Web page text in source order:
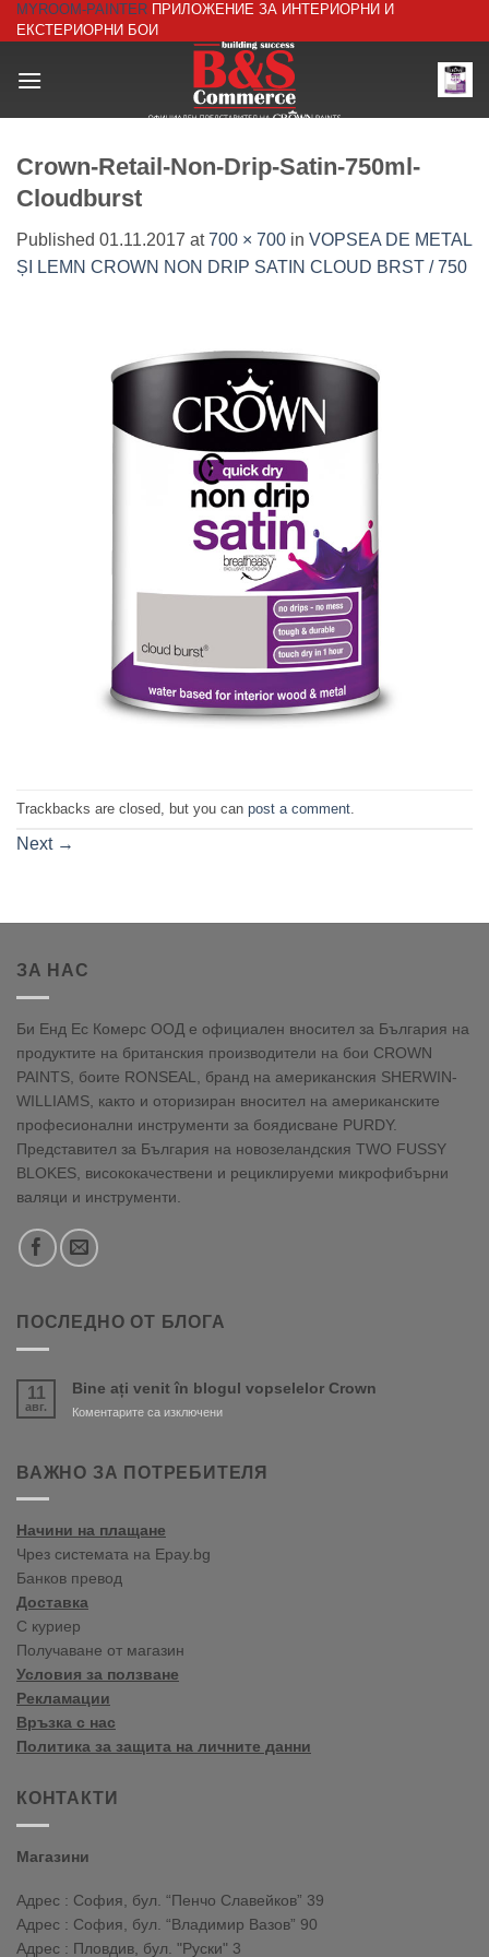
Skip
to
MYROOM-PAINTER ПРИЛОЖЕНИЕ ЗА ИНТЕРИОРНИ И
ЕКСТЕРИОРНИ БОИ
Crown-Retail-Non-Drip-Satin-750ml-
Cloudburst
Published 01.11.2017 at700 × 700 in VOPSEA DE METAL
ȘI LEMN CROWN NON DRIP SATIN CLOUD BRST / 750
Trackbacks are closed, but you can post a comment
Next →
ЗА НАС
Би Енд Ес Комерс ООД е официален вносител за България на
продуктите на британския производители на бои CROWN
PAINTS, боите RONSEAL, бранд на американския SHERWIN-
WILLIAMS, както и оторизиран вносител на американските
професионални инструменти за боядисване PURDY.
Представител за България на новозеландския TWO FUSSY
BLOKES, висококачествени и рециклируеми микрофибърни
валяци и инструменти.
ПОСЛЕДНО ОТ БЛОГА
11
авг.
Bine ați venit în blogul vopselelor Crown
Коментарите са изключениза
venit
ВАЖНО ЗА ПОТРЕБИТЕЛЯ
Начини на плащане
Чрез системата на Epay.bg
Банков превод
Доставка
С куриер
Получаване от магазин
Условия за ползване
Рекламации
Връзка с нас
Политика за защита на личните данни
КОНТАКТИ
Магазини
Адрес : София, бул. “Пенчо Славейков” 39
Адрес : София, бул. “Владимир Вазов” 90
Адрес : Пловдив, бул. "Руски" 3